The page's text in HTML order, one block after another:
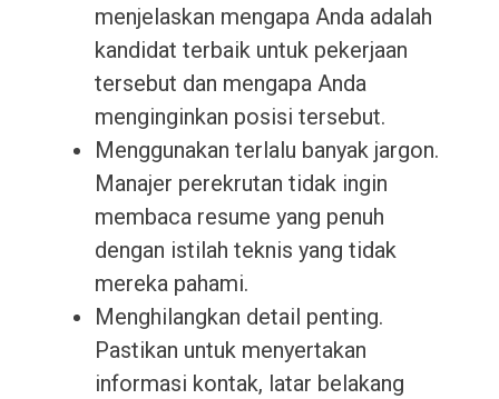
menjelaskan mengapa Anda adalah
kandidat terbaik untuk pekerjaan
tersebut dan mengapa Anda
menginginkan posisi tersebut.
Menggunakan terlalu banyak jargon.
Manajer perekrutan tidak ingin
membaca resume yang penuh
dengan istilah teknis yang tidak
mereka pahami.
Menghilangkan detail penting.
Pastikan untuk menyertakan
informasi kontak, latar belakang